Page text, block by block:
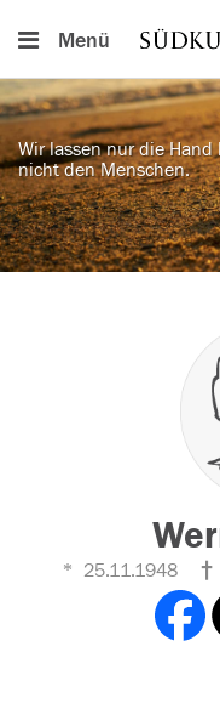
Menü
Wir lassen nur die Hand
nicht den Menschen.
25.11.1948